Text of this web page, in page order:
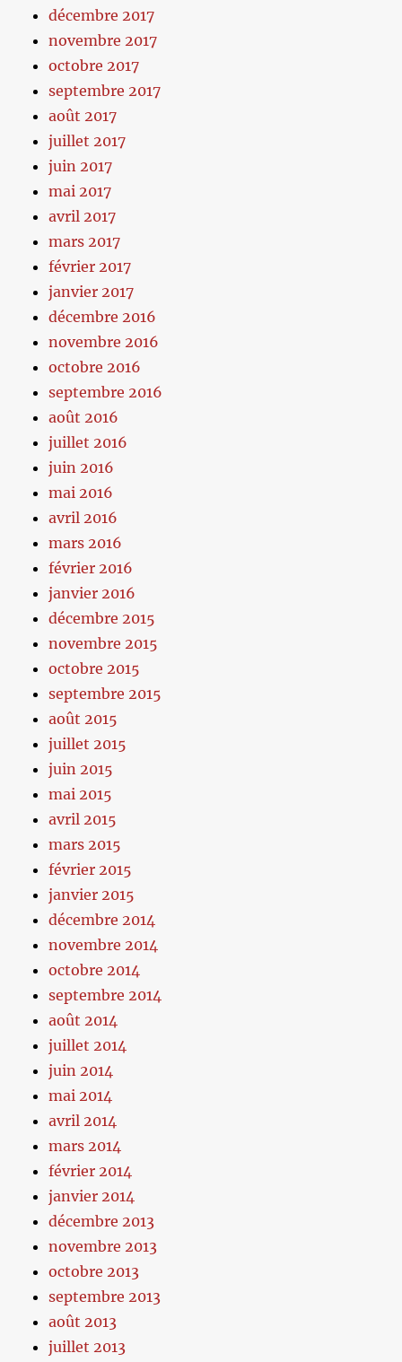
décembre 2017
novembre 2017
octobre 2017
septembre 2017
août 2017
juillet 2017
juin 2017
mai 2017
avril 2017
mars 2017
février 2017
janvier 2017
décembre 2016
novembre 2016
octobre 2016
septembre 2016
août 2016
juillet 2016
juin 2016
mai 2016
avril 2016
mars 2016
février 2016
janvier 2016
décembre 2015
novembre 2015
octobre 2015
septembre 2015
août 2015
juillet 2015
juin 2015
mai 2015
avril 2015
mars 2015
février 2015
janvier 2015
décembre 2014
novembre 2014
octobre 2014
septembre 2014
août 2014
juillet 2014
juin 2014
mai 2014
avril 2014
mars 2014
février 2014
janvier 2014
décembre 2013
novembre 2013
octobre 2013
septembre 2013
août 2013
juillet 2013